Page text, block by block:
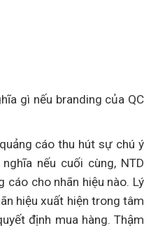
gì nếu branding của QC
cáo thu hút sự chú ý
nếu cuối cùng, NTD
cáo cho nhãn hiệu nào. Lý
hiệu xuất hiện trong tâm
định mua hàng. Thậm